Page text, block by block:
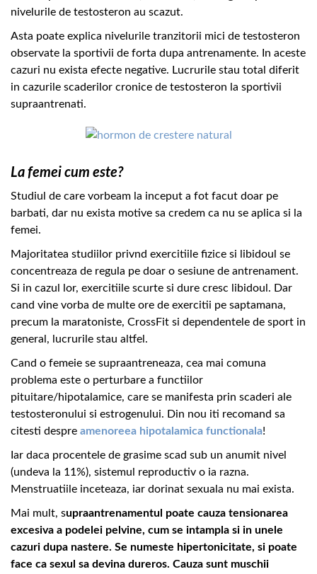
nivelurile de testosteron au scazut.
Asta poate explica nivelurile tranzitorii mici de testosteron
observate la sportivii de forta dupa antrenamente. In aceste
cazuri nu exista efecte negative. Lucrurile stau total diferit
in cazurile scaderilor cronice de testosteron la sportivii
supraantrenati.
La femei cum este?
Studiul de care vorbeam la inceput a fot facut doar pe
barbati, dar nu exista motive sa credem ca nu se aplica si la
femei.
Majoritatea studiilor privnd exercitiile fizice si libidoul se
concentreaza de regula pe doar o sesiune de antrenament.
Si in cazul lor, exercitiile scurte si dure cresc libidoul. Dar
cand vine vorba de multe ore de exercitii pe saptamana,
precum la maratoniste, CrossFit si dependentele de sport in
general, lucrurile stau altfel.
Cand o femeie se supraantreneaza, cea mai comuna
problema este o perturbare a functiilor
pituitare/hipotalamice, care se manifesta prin scaderi ale
testosteronului si estrogenului. Din nou iti recomand sa
citesti despre amenoreea hipotalamica functionala!
Iar daca procentele de grasime scad sub un anumit nivel
(undeva la 11%), sistemul reproductiv o ia razna.
Menstruatiile inceteaza, iar dorinat sexuala nu mai exista.
Mai mult, supraantrenamentul poate cauza tensionarea
excesiva a podelei pelvine, cum se intampla si in unele
cazuri dupa nastere. Se numeste hipertonicitate, si poate
face ca sexul sa devina dureros. Cauza sunt muschii